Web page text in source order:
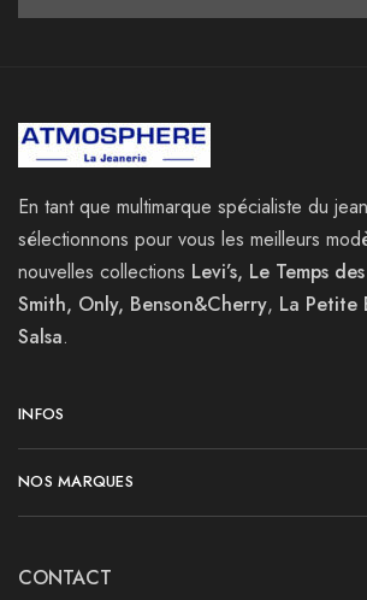
En tant que multimarque spécialiste du
sélectionnons pour vous les meilleurs
nouvelles collections Levi’s, Le Temps
Smith, Only, Benson&Cherry, La Petite
Salsa.
INFOS
NOS MARQUES
CONTACT